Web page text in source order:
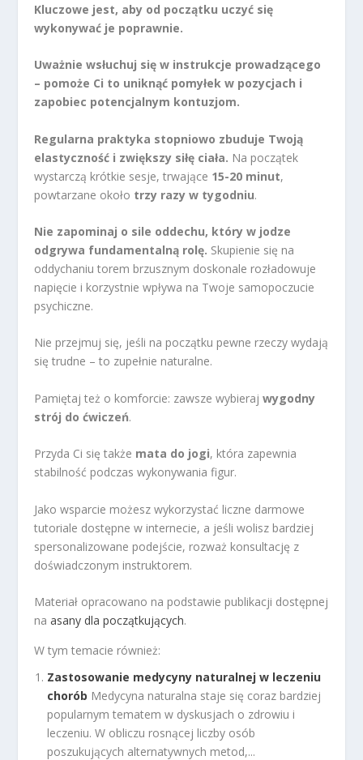
Kluczowe jest, aby od początku uczyć się
wykonywać je poprawnie.
Uważnie wsłuchuj się w instrukcje prowadzącego
– pomoże Ci to uniknąć pomyłek w pozycjach i
zapobiec potencjalnym kontuzjom.
Regularna praktyka stopniowo zbuduje Twoją
elastyczność i zwiększy siłę ciała. Na początek
wystarczą krótkie sesje, trwające 15-20 minut,
powtarzane około trzy razy w tygodniu.
Nie zapominaj o sile oddechu, który w jodze
odgrywa fundamentalną rolę. Skupienie się na
oddychaniu torem brzusznym doskonale rozładowuje
napięcie i korzystnie wpływa na Twoje samopoczucie
psychiczne.
Nie przejmuj się, jeśli na początku pewne rzeczy wydają
się trudne – to zupełnie naturalne.
Pamiętaj też o komforcie: zawsze wybierajwygodny
strój do ćwiczeń.
Przyda Ci się także mata do jogi, która zapewnia
stabilność podczas wykonywania figur.
Jako wsparcie możesz wykorzystać liczne darmowe
tutoriale dostępne w internecie, a jeśli wolisz bardziej
spersonalizowane podejście, rozważ konsultację z
doświadczonym instruktorem.
Materiał opracowano na podstawie publikacji dostępnej
naasany dla początkujących.
W tym temacie również:
Zastosowanie medycyny naturalnej w leczeniu
chorób Medycyna naturalna staje się coraz bardziej
popularnym tematem w dyskusjach o zdrowiu i
leczeniu. W obliczu rosnącej liczby osób
poszukujących alternatywnych metod,...